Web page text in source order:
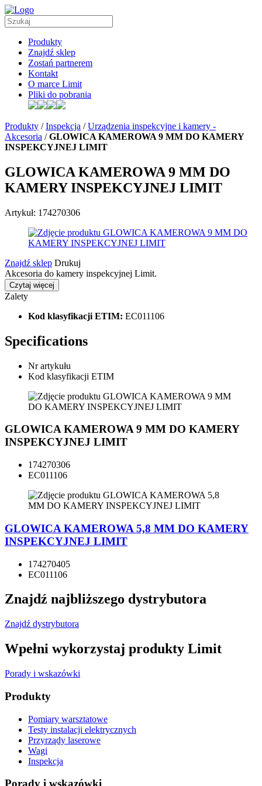
Produkty
Znajdź sklep
Zostań partnerem
Kontakt
O marce Limit
Pliki do pobrania
Produkty /Inspekcja /Urządzenia inspekcyjne i kamery -
Akcesoria /GLOWICA KAMEROWA 9 MM DO KAMERY
INSPEKCYJNEJ LIMIT
GLOWICA KAMEROWA 9 MM DO
KAMERY INSPEKCYJNEJ LIMIT
Artykuł: 174270306
Znajdź sklep Drukuj
Akcesoria do kamery inspekcyjnej Limit.
Czytaj więcej
Zalety
Kod klasyfikacji ETIM: EC011106
Specifications
Nr artykułu
Kod klasyfikacji ETIM
GLOWICA KAMEROWA 9 MM DO KAMERY
INSPEKCYJNEJ LIMIT
174270306
EC011106
GLOWICA KAMEROWA 5,8 MM DO KAMERY
INSPEKCYJNEJ LIMIT
174270405
EC011106
Znajdź najbliższego dystrybutora
Znajdź dystrybutora
Wpełni wykorzystaj produkty Limit
Porady i wskazówki
Produkty
Pomiary warsztatowe
Testy instalacji elektrycznych
Przyrządy laserowe
Wagi
Inspekcja
Porady i wskazówki